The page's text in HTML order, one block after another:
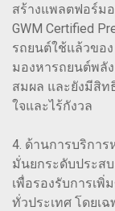
สร้างแพลตฟอร์ม
GWM Certified
รถยนต์ใช้แล้วขอ
มองหารถยนต์พลั
สมผล และยังมีสิ
ใจและไร้กังวล
4. ด้านการบริการ
มั่นยกระดับประส
เพื่อรองรับการเ
ทั่วประเทศ โดยเ